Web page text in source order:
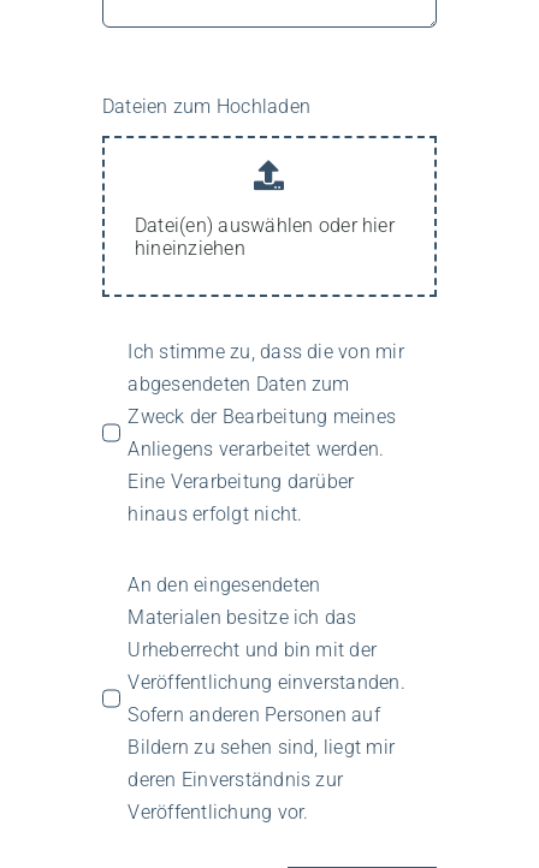
Dateien zum Hochladen
Datei(en) auswählen oder hier
hineinziehen
Ich stimme zu, dass die von mir
abgesendeten Daten zum
Zweck der Bearbeitung meines
Anliegens verarbeitet werden.
Eine Verarbeitung darüber
hinaus erfolgt nicht.
An den eingesendeten
Materialen besitze ich das
Urheberrecht und bin mit der
Veröffentlichung einverstanden.
Sofern anderen Personen auf
Bildern zu sehen sind, liegt mir
deren Einverständnis zur
Veröffentlichung vor.